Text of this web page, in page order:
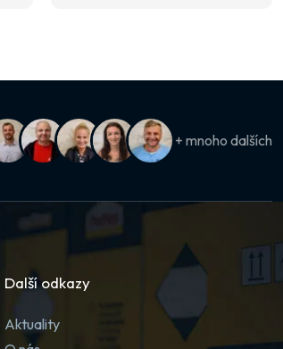
+ mnoho dalších
Další odkazy
Aktuality